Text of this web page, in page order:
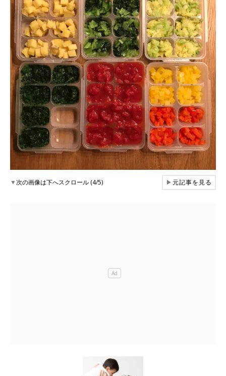
▼次の画像は下へスクロール (4/5) ▶元記事を見る